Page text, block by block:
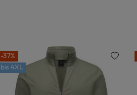
-37%
bis4XL